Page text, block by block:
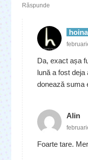
Răspunde
Da, exact așa
lună a fost
donează suma
Alin
Foarte tare.